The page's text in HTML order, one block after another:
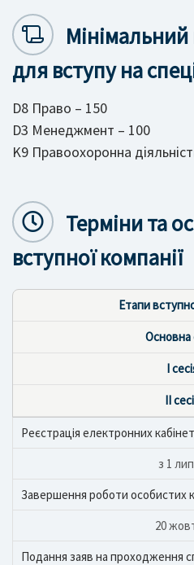
для вступу на
D8 Право – 150
D3 Менеджмент – 100
K9 Правоохоронна
Терміни та
вступної компанії
Етапи
Основна
І
ІІ
Реєстрація електронних
з 1
Завершення роботи особистих
20
Подання заяв на проходження